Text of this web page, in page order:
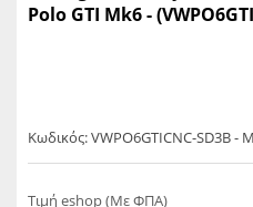
Polo GTI Mk6 -
Κωδικός: VWPO6GTICNC-SD3B -
Τιμή eshop (Με ΦΠΑ)